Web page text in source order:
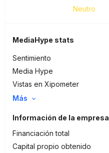
Neutro
MediaHype stats
Sentimiento
Media Hype
Vistas en Xipometer
Más
Información de la empresa
Financiación total
Capital propio obtenido